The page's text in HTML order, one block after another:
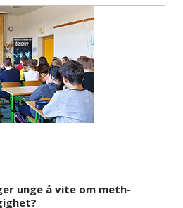
unge å vite om meth-